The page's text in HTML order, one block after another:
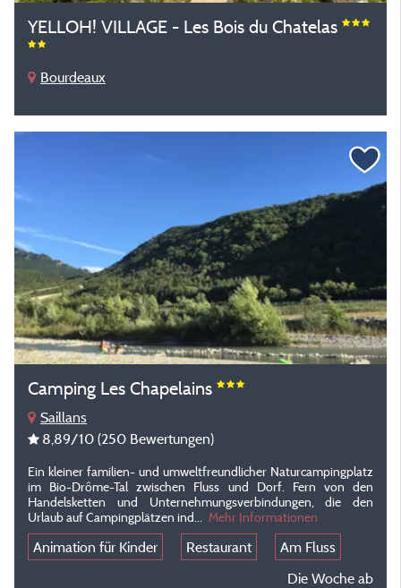
YELLOH! VILLAGE - Les Bois du Chatelas
Bourdeaux
Camping Les Chapelains
Saillans
8,89/10 (250 Bewertungen)
Ein kleiner familien- und umweltfreundlicher Naturcampingplatz
im Bio-Drôme-Tal zwischen Fluss und Dorf. Fern von den
Handelsketten und Unternehmungsverbindungen, die den
Urlaub auf Campingplätzen ind...
Mehr Informationen
Animation für Kinder Restaurant
Am Fluss
Die Woche ab